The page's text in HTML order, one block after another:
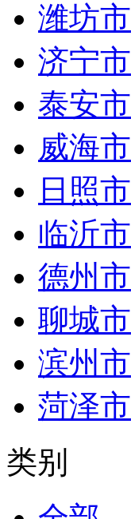
潍坊市
济宁市
泰安市
威海市
日照市
临沂市
德州市
聊城市
滨州市
菏泽市
类别